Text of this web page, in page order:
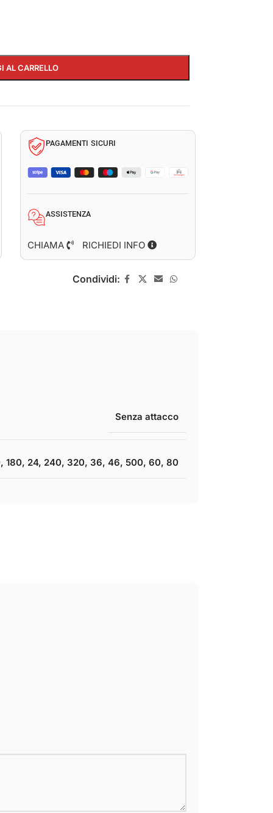
AL CARRELLO
PAGAMENTI SICURI
ASSISTENZA
CHIAMA RICHIEDI INFO
Condividi:
Senza attacco
,180, 24, 240,320,36,46,500,60,80